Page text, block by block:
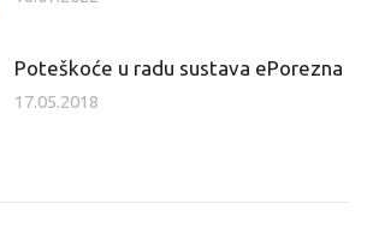
Poteškoće u radu sustava ePorezna
17.05.2018